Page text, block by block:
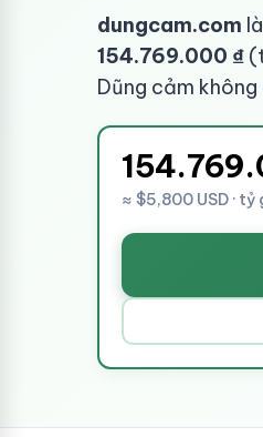
dungcam.com
154.769.000 ₫
Dũng cảm
≈ $5,800 USD ·